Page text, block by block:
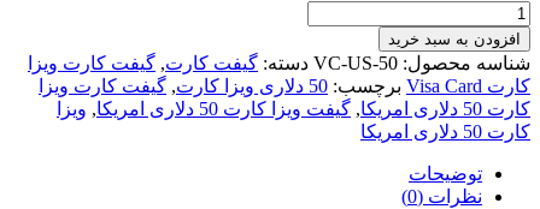
گیفت
کارت
ویزا
کارت
50
دلاری
امریکا
افزودن به سبد خرید
شناسه محصول: VC-US-50 دسته: گیفت کارت, گیفت کارت ویزا
کارت Visa Card
برچسب: 50 دلاری ویزا کارت , گیفت کارت ویزا
کارت 50 دلاری امریکا
, گیفت ویزا کارت 50 دلاری امریکا , ویزا
کارت 50 دلاری امریکا
توضیحات
نظرات (0)